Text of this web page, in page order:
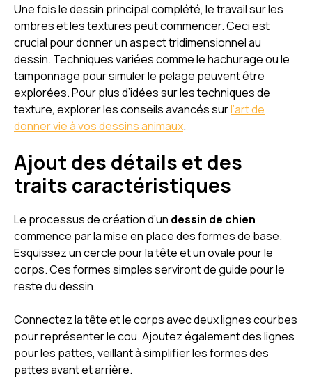
Une fois le dessin principal complété, le travail sur les
ombres et les textures peut commencer. Ceci est
crucial pour donner un aspect tridimensionnel au
dessin. Techniques variées comme le hachurage ou le
tamponnage pour simuler le pelage peuvent être
explorées. Pour plus d’idées sur les techniques de
texture, explorer les conseils avancés surl’art de
donner vie à vos dessins animaux.
Ajout des détails et des
traits caractéristiques
Le processus de création d’un dessin de chien
commence par la mise en place des formes de base.
Esquissez un cercle pour la tête et un ovale pour le
corps. Ces formes simples serviront de guide pour le
reste du dessin.
Connectez la tête et le corps avec deux lignes courbes
pour représenter le cou. Ajoutez également des lignes
pour les pattes, veillant à simplifier les formes des
pattes avant et arrière.